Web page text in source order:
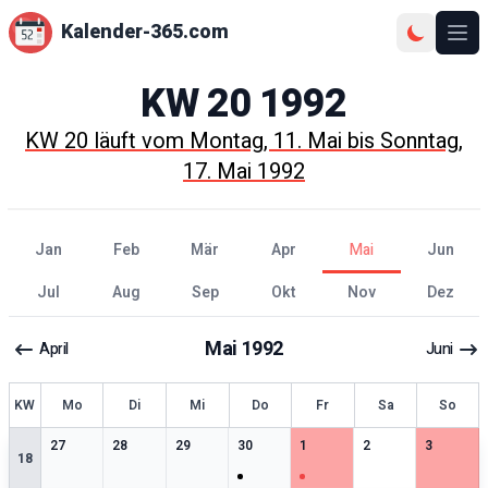
Kalender-365.com
KW20 1992
KW20läuft vomMontag, 11. MaibisSonntag,
17. Mai 1992
Jan Feb Mär Apr Mai
Jun
Jul
Aug Sep Okt Nov Dez
April Mai 1992 Juni
KW Mo Di Mi Do Fr Sa So
18
27
0særlige datoer
28
0særlige datoer
29
0særlige datoer
30
1særlige datoer
11 særlige datoer
2
0særlige datoer
3
0særlige